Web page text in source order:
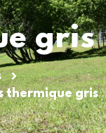
gris
thermique gris